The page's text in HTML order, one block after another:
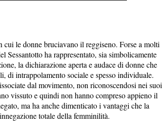
le donne bruciavano il reggiseno. Forse a molti
Sessantotto ha rappresentato, sia simbolicamente
la dichiarazione aperta e audace di donne che
di intrappolamento sociale e spesso individuale.
dal movimento, non riconoscendosi nei suoi
vissuto e quindi non hanno compreso appieno il
ma ha anche dimenticato i vantaggi che la
totale della femminilità.